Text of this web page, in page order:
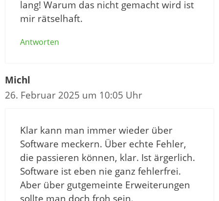
lang! Warum das nicht gemacht wird ist
mir rätselhaft.
Antworten
Michl
26. Februar 2025 um 10:05 Uhr
Klar kann man immer wieder über
Software meckern. Über echte Fehler,
die passieren können, klar. Ist ärgerlich.
Software ist eben nie ganz fehlerfrei.
Aber über gutgemeinte Erweiterungen
sollte man doch froh sein.